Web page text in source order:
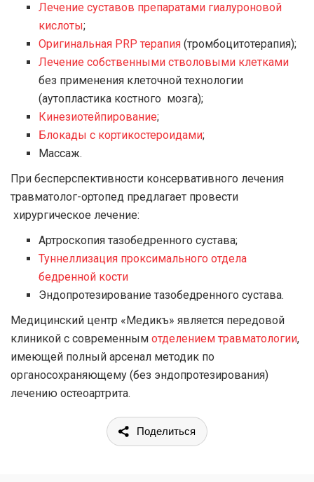
Лечение суставов препаратами гиалуроновой
кислоты;
Оригинальная PRP терапия (тромбоцитотерапия);
Лечение собственными стволовыми клетками
без применения клеточной технологии
(аутопластика костного мозга);
Кинезиотейпирование;
Блокады с кортикостероидами;
Массаж.
При бесперспективности консервативного лечения
травматолог-ортопед предлагает провести
хирургическое лечение:
Артроскопия тазобедренного сустава;
Туннеллизация проксимального отдела
бедренной кости
Эндопротезирование тазобедренного сустава.
Медицинский центр «Медикъ» является передовой
клиникой с современным отделением травматологии,
имеющей полный арсенал методик по
органосохраняющему (без эндопротезирования)
лечению остеоартрита.
Поделиться